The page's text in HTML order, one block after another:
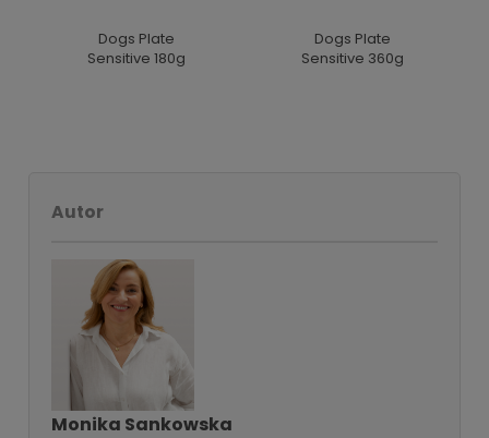
Dogs Plate
Sensitive 180g
Dogs Plate
Sensitive 360g
Autor
Monika Sankowska